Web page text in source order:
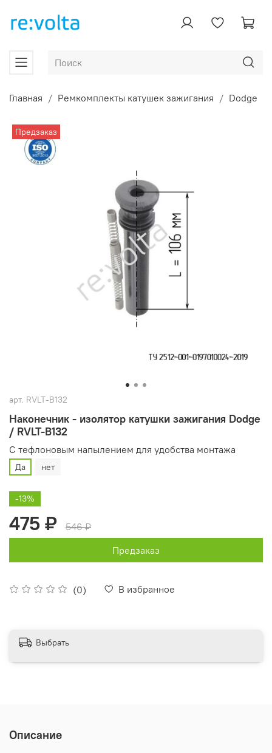
Главная Ремкомплекты катушек зажигания Dodge
Предзаказ
арт. RVLT-B132
Наконечник - изолятор катушки зажигания Dodge
/ RVLT-B132
(0) В избранное
С тефлоновым напылением для удобства монтажа
Да нет
-13%
475 ₽
546 ₽
Предзаказ
Выбрать
Описание